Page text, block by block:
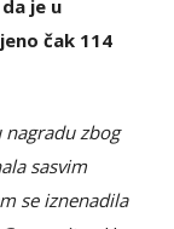
je u
čak 114
zbog
sasvim
se iznenadila